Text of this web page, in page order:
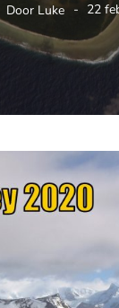
Door Luke 22